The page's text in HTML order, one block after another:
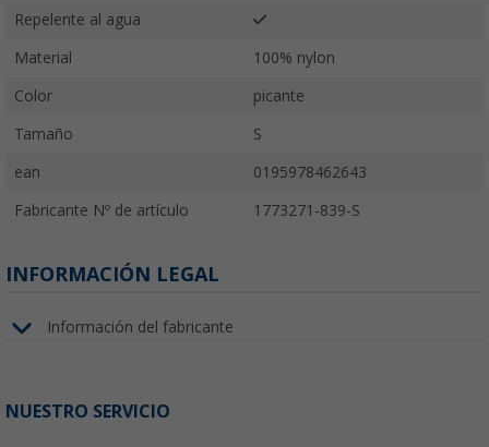
Repelente al agua
Material 100% nylon
Color picante
Tamaño S
ean 0195978462643
Fabricante Nº de artículo 1773271-839-S
INFORMACIÓN LEGAL
Información del fabricante
NUESTRO SERVICIO